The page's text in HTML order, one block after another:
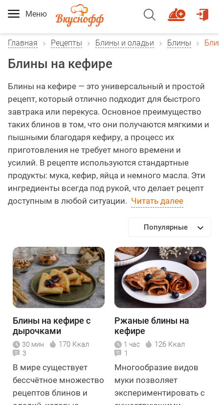
Меню
Главная Рецепты Блины и оладьи Блины
Блины на кефире
Блины на кефире — это универсальный и простой
рецепт, который отлично подходит для быстрого
завтрака или перекуса. Основное преимущество
таких блинов в том, что они получаются мягкими и
пышными благодаря кефиру, а процесс их
приготовления не требует много времени и
усилий. В рецепте используются стандартные
продукты: мука, кефир, яйца и немного масла. Эти
ингредиенты всегда под рукой, что делает рецепт
доступным в любой ситуации. Читать далее
Популярные
Блины на кефире с
дырочками
30 мин 170 Ккал
3
В мире существует
бессчётное множество
рецептов блинов и
Ржаные блины на
кефире
1 час 126 Ккал
1
Многообразие видов
муки позволяет
экспериментировать с